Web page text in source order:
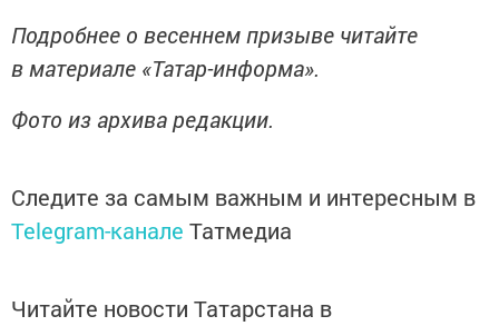
Подробнее о весеннем призыве читайте
в материале «Татар-информа».
Фото из архива редакции.
Следите за самым важным и интересным в
Telegram-канале Татмедиа
Читайте новости Татарстана в